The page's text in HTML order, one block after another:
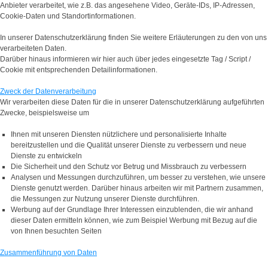
Anbieter verarbeitet, wie z.B. das angesehene Video, Geräte-IDs, IP-Adressen,
Cookie-Daten und Standortinformationen.
In unserer Datenschutzerklärung finden Sie weitere Erläuterungen zu den von uns
verarbeiteten Daten.
Darüber hinaus informieren wir hier auch über jedes eingesetzte Tag / Script /
Cookie mit entsprechenden Detailinformationen.
Zweck der Datenverarbeitung
Wir verarbeiten diese Daten für die in unserer Datenschutzerklärung aufgeführten
Zwecke, beispielsweise um
Ihnen mit unseren Diensten nützlichere und personalisierte Inhalte
bereitzustellen und die Qualität unserer Dienste zu verbessern und neue
Dienste zu entwickeln
Die Sicherheit und den Schutz vor Betrug und Missbrauch zu verbessern
Analysen und Messungen durchzuführen, um besser zu verstehen, wie unsere
Dienste genutzt werden. Darüber hinaus arbeiten wir mit Partnern zusammen,
die Messungen zur Nutzung unserer Dienste durchführen.
Werbung auf der Grundlage Ihrer Interessen einzublenden, die wir anhand
dieser Daten ermitteln können, wie zum Beispiel Werbung mit Bezug auf die
von Ihnen besuchten Seiten
Zusammenführung von Daten